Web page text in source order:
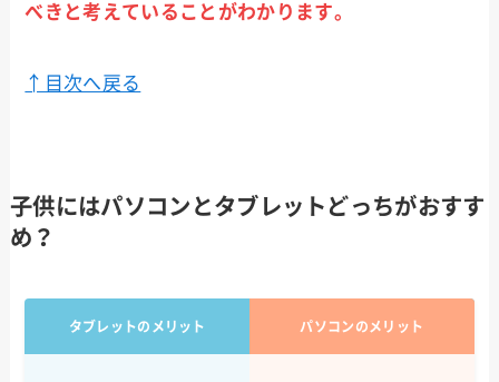
べきと考えていることがわかります。
↑目次へ戻る
子供にはパソコンとタブレットどっちがおすす
め？
タブレットのメリット パソコンのメリット